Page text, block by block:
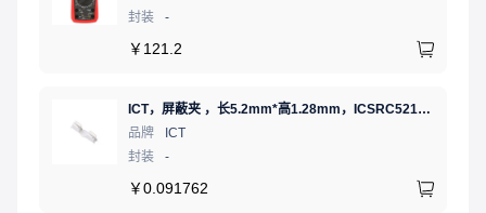
封装
-
￥ 121.2
ICT，屏蔽夹 ，长5.2mm*高1.28mm，ICSRC52128SFR
品牌
ICT
封装
-
￥0.091762